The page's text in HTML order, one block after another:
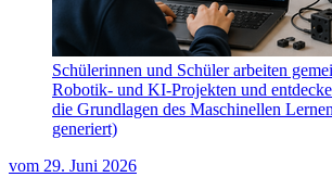
Schülerinnen und Schüler arbeiten
Robotik- und KI-Projekten und
die Grundlagen des Maschinellen
generiert)
vom 29. Juni 2026